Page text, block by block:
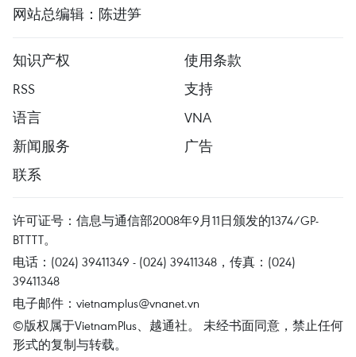
网站总编辑：陈进笋
知识产权
使用条款
RSS
支持
语言
VNA
新闻服务
广告
联系
许可证号：信息与通信部2008年9月11日颁发的1374/GP-
BTTTT。
电话：(024) 39411349 - (024) 39411348，传真：(024)
39411348
电子邮件： vietnamplus@vnanet.vn
©版权属于VietnamPlus、越通社。 未经书面同意，禁止任何
形式的复制与转载。